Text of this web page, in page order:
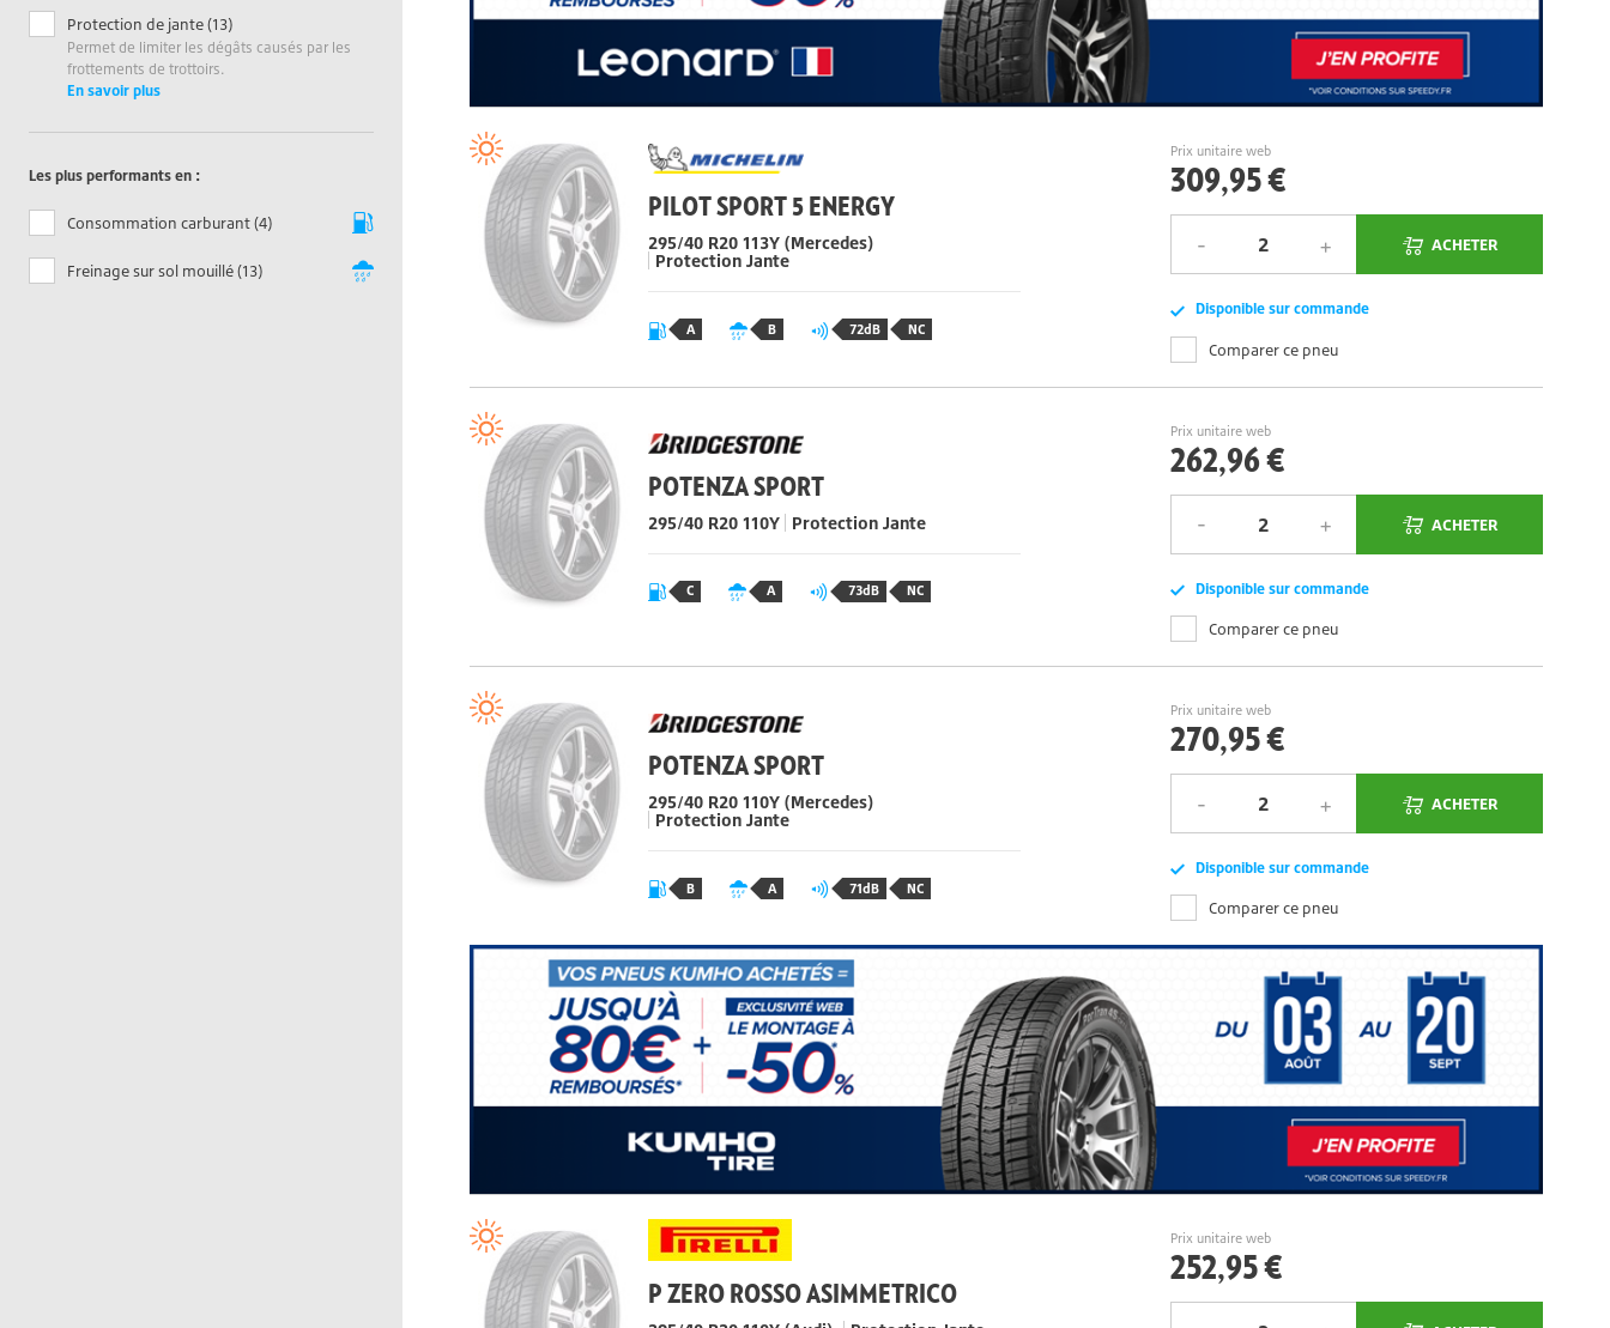
Protection de jante (13)
Permet de limiter les dégâts causés par les
frottements de trottoirs.
En savoir plus
Les plus performants en :
Consommation carburant (4)
Freinage sur sol mouillé (13)
PILOT SPORT 5 ENERGY
295/40 R20113Y (Mercedes)
Protection Jante
A B 72dB NC
Prix unitaire web
309,95 €
ACHETER
Disponible sur commande
Comparer ce pneu
POTENZA SPORT
295/40 R20 110Y Protection Jante
C A 73dB NC
Prix unitaire web
262,96 €
ACHETER
Disponible sur commande
Comparer ce pneu
POTENZA SPORT
295/40 R20 110Y (Mercedes)
Protection Jante
B A 71dB NC
Prix unitaire web
270,95 €
ACHETER
Disponible sur commande
Comparer ce pneu
P ZERO ROSSO ASIMMETRICO
Prix unitaire web
252,95 €